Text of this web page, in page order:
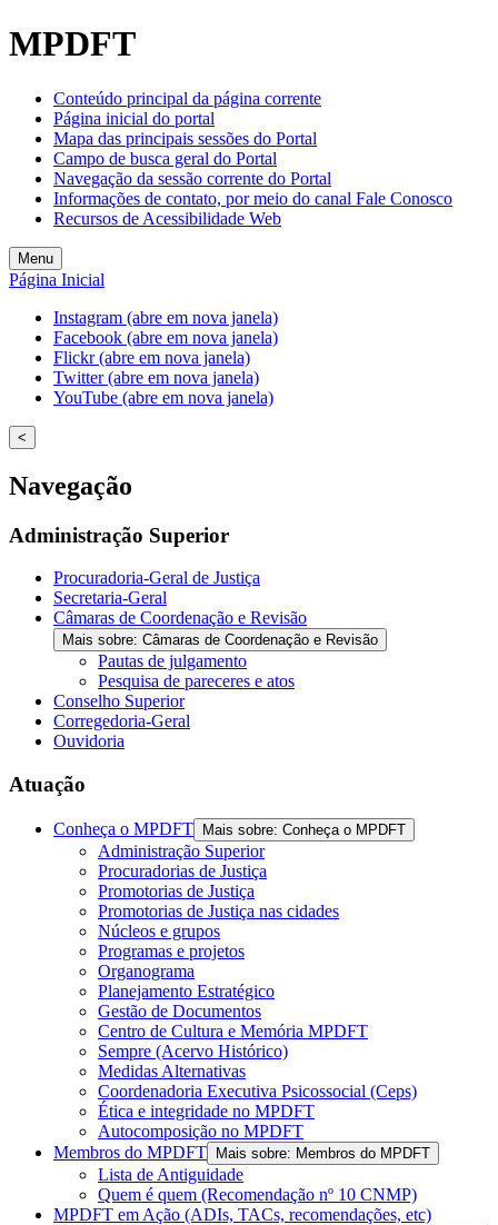
MPDFT
Conteúdo principal da página corrente
Página inicial do portal
Mapa das principais sessões do Portal
Campo de busca geral do Portal
Navegação da sessão corrente do Portal
Informações de contato, por meio do canal Fale Conosco
Recursos de Acessibilidade Web
Menu
Página Inicial
Instagram (abre em nova janela)
Facebook (abre em nova janela)
Flickr (abre em nova janela)
Twitter (abre em nova janela)
YouTube (abre em nova janela)
<
Navegação
Administração Superior
Procuradoria-Geral de Justiça
Secretaria-Geral
Câmaras de Coordenação e Revisão
Mais sobre: Câmaras de Coordenação e Revisão
Pautas de julgamento
Pesquisa de pareceres e atos
Conselho Superior
Corregedoria-Geral
Ouvidoria
Atuação
Conheça o MPDFT Mais sobre: Conheça o MPDFT
Administração Superior
Procuradorias de Justiça
Promotorias de Justiça
Promotorias de Justiça nas cidades
Núcleos e grupos
Programas e projetos
Organograma
Planejamento Estratégico
Gestão de Documentos
Centro de Cultura e Memória MPDFT
Sempre (Acervo Histórico)
Medidas Alternativas
Coordenadoria Executiva Psicossocial (Ceps)
Ética e integridade no MPDFT
Autocomposição no MPDFT
Membros do MPDFT
Mais sobre: Membros do MPDFT
Lista de Antiguidade
Quem é quem (Recomendação nº 10 CNMP)
MPDFT em Ação (ADIs, TACs, recomendações, etc)